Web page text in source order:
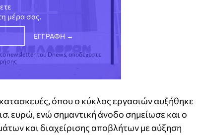
μέρα σας.
newsletter του Dnews, αποδέχεστε
όπου ο κύκλος εργασιών αυξήθηκε
ευρώ, ενώ σημαντική άνοδο σημείωσε και ο
και διαχείρισης αποβλήτων με αύξηση